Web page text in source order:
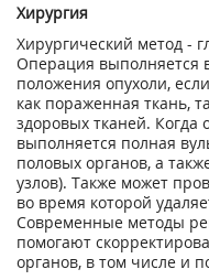
Хирургия
Хирургический метод -
Операция выполняется
положения опухоли,
как пораженная ткань,
здоровых тканей. Когда
выполняется полная
половых органов, а
узлов). Также может
во время которой
Современные методы
помогают
органов, в том числе и